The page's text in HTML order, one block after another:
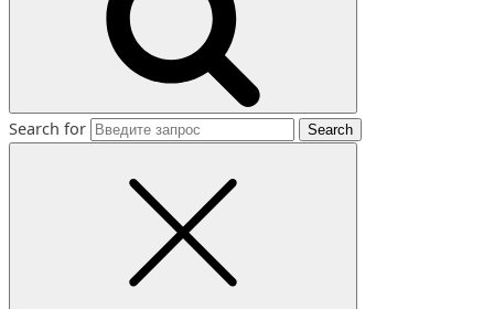
Search for